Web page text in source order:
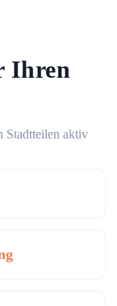
Ihren
Stadtteilen aktiv